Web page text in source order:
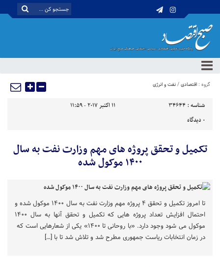
گروه : اقتصادی/نفت و انرژی
شناسه : 34644
11 اکتبر 2017 - 11:59
0 دیدگاه
تکمیل و تحقق پروژه های مهم وزارت نفت به سال
۱۴۰۰ موکول شده
تا امروز تکمیل و تحقق ۴ پروژه مهم وزارت نفت به سال ۱۴۰۰ موکول شده و
احتمال افزایش تعداد پروژه هایی که تکمیل و تحقق آنها به سال ۱۴۰۰
موکول می شود وجود دارد. «با روحانی تا ۱۴۰۰» یکی از شعارهایی است که
در زمان انتخابات ریاست جمهوری مطرح شد و تلاش شد تا با […]